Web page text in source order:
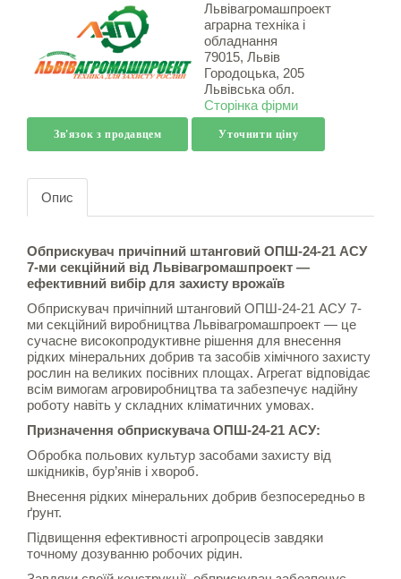
Львівагромашпроект
аграрна техніка і
обладнання
79015, Львів
Городоцька, 205
Львівська обл.
Сторінка фірми
Зв'язок з продавцем Уточнити ціну
Опис
Обприскувач причіпний штанговий ОПШ-24-21 АСУ
7-ми секційний від Львівагромашпроект —
ефективний вибір для захисту врожаїв
Обприскувач причіпний штанговий ОПШ-24-21 АСУ 7-
ми секційний виробництва Львівагромашпроект — це
сучасне високопродуктивне рішення для внесення
рідких мінеральних добрив та засобів хімічного захисту
рослин на великих посівних площах. Агрегат відповідає
всім вимогам агровиробництва та забезпечує надійну
роботу навіть у складних кліматичних умовах.
Призначення обприскувача ОПШ-24-21 АСУ:
Обробка польових культур засобами захисту від
шкідників, бур’янів і хвороб.
Внесення рідких мінеральних добрив безпосередньо в
ґрунт.
Підвищення ефективності агропроцесів завдяки
точному дозуванню робочих рідин.